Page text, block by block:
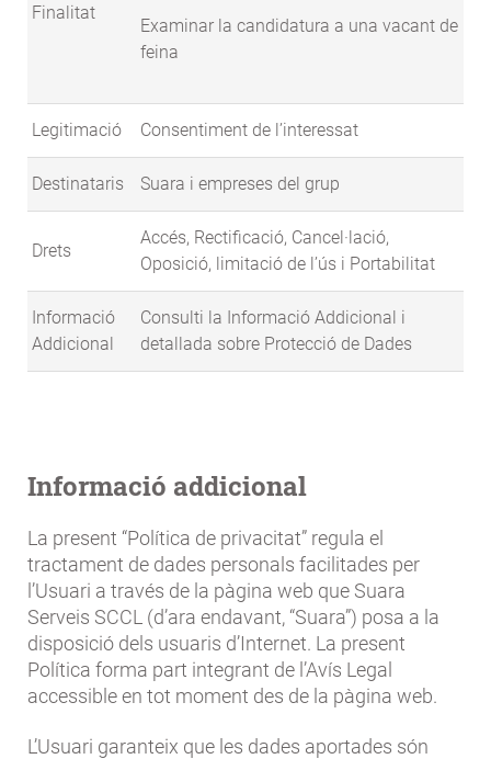
Finalitat
Examinar la candidatura a una vacant de
feina
Legitimació Consentiment de l’interessat
Destinataris Suara i empreses del grup
Drets
Accés, Rectificació, Cancel·lació,
Oposició, limitació de l’ús i Portabilitat
Informació
Addicional
Consulti la Informació Addicional i
detallada sobre Protecció de Dades
Informació addicional
La present “Política de privacitat” regula el
tractament de dades personals facilitades per
l’Usuari a través de la pàgina web que Suara
Serveis SCCL (d’ara endavant, “Suara”) posa a la
disposició dels usuaris d’Internet. La present
Política forma part integrant de l’Avís Legal
accessible en tot moment des de la pàgina web.
L’Usuari garanteix que les dades aportades són